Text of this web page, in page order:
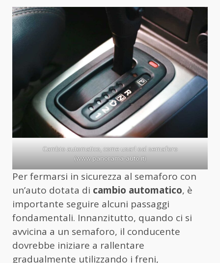
Cambio automatico, come usarl oal semaforo
(www.panorama-auto.it)
Per fermarsi in sicurezza al semaforo con
un’auto dotata di cambio automatico, è
importante seguire alcuni passaggi
fondamentali. Innanzitutto, quando ci si
avvicina a un semaforo, il conducente
dovrebbe iniziare a rallentare
gradualmente utilizzando i freni,